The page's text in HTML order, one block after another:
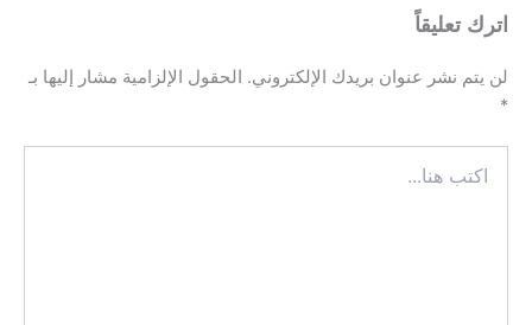
اترك تعليقاً
لن يتم نشر عنوان بريدك الإلكتروني. الحقول الإلزامية مشار إليها بـ
*
هنا...